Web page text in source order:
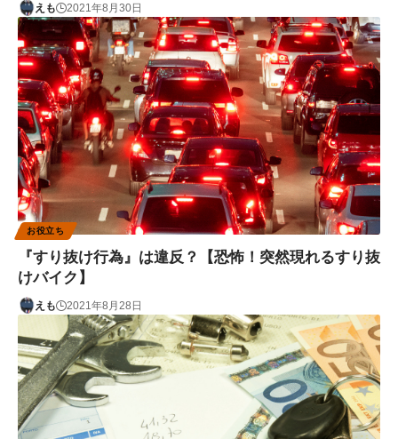
えも 2021年8月30日
お役立ち
『すり抜け行為』は違反？【恐怖！突然現れるすり抜
けバイク】
えも 2021年8月28日